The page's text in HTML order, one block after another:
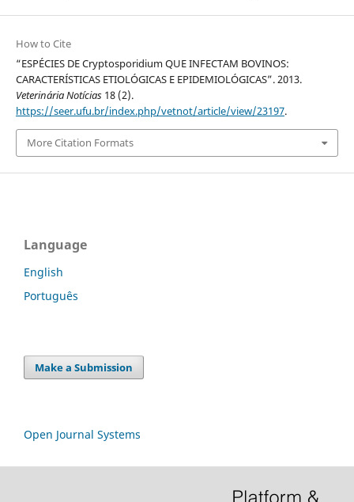
How to Cite
“ESPÉCIES DE Cryptosporidium QUE INFECTAM BOVINOS:
CARACTERÍSTICAS ETIOLÓGICAS E EPIDEMIOLÓGICAS”. 2013.
Veterinária Notícias18 (2).
https://seer.ufu.br/index.php/vetnot/article/view/23197.
More Citation Formats
Language
English
Português
Make a Submission
Open Journal Systems